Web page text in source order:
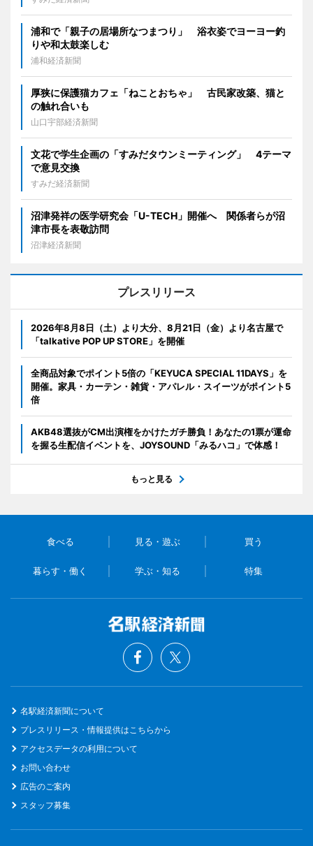
浦和で「親子の居場所なつまつり」 浴衣姿でヨーヨー釣
りや和太鼓楽しむ
浦和経済新聞
厚狭に保護猫カフェ「ねことおちゃ」 古民家改築、猫と
の触れ合いも
山口宇部経済新聞
文花で学生企画の「すみだタウンミーティング」 4テーマ
で意見交換
すみだ経済新聞
沼津発祥の医学研究会「U-TECH」開催へ 関係者らが沼
津市長を表敬訪問
沼津経済新聞
プレスリリース
2026年8月8日（土）より大分、8月21日（金）より名古屋で
「talkative POP UP STORE」を開催
全商品対象でポイント5倍の「KEYUCA SPECIAL 11DAYS」を
開催。家具・カーテン・雑貨・アパレル・スイーツがポイント5
倍
AKB48選抜がCM出演権をかけたガチ勝負！あなたの1票が運命
を握る生配信イベントを、JOYSOUND「みるハコ」で体感！
もっと見る
食べる 見る・遊ぶ 買う
暮らす・働く 学ぶ・知る 特集
名駅経済新聞について
プレスリリース・情報提供はこちらから
アクセスデータの利用について
お問い合わせ
広告のご案内
スタッフ募集